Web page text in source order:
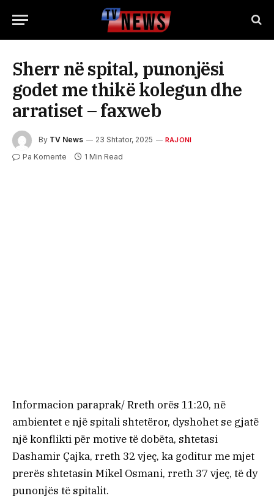
Sherr në spital, punonjësi
godet me thikë kolegun dhe
arratiset – faxweb
By TV News 23 Shtator, 2025 RAJONI
Pa Komente 1 Min Read
Informacion paraprak/ Rreth orës 11:20, në
ambientet e një spitali shtetëror, dyshohet se gjatë
një konflikti për motive të dobëta, shtetasi
Dashamir Çajka, rreth 32 vjeç, ka goditur me mjet
prerës shtetasin Mikel Osmani, rreth 37 vjeç, të dy
punonjës të spitalit.